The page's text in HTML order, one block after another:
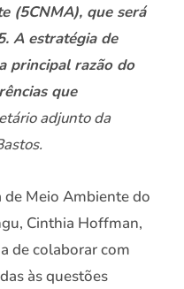
(5CNMA), que será
A estratégia de
principal razão do
que
adjunto da
de Meio Ambiente do
Cinthia Hoffman,
de colaborar com
às questões